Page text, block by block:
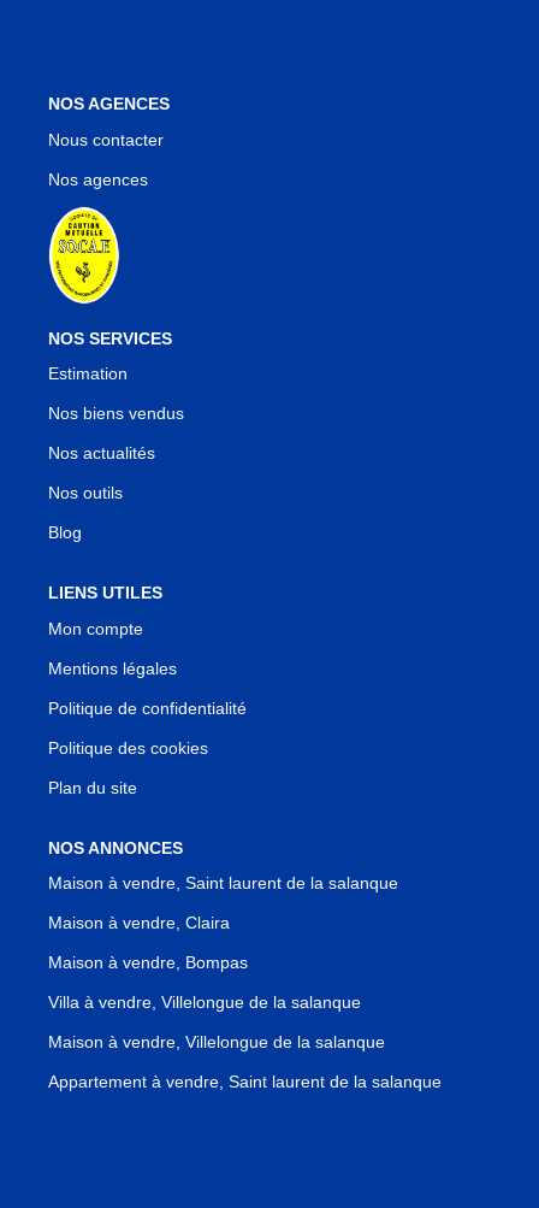
NOS AGENCES
Nous contacter
Nos agences
NOS SERVICES
Estimation
Nos biens vendus
Nos actualités
Nos outils
Blog
LIENS UTILES
Mon compte
Mentions légales
Politique de confidentialité
Politique des cookies
Plan du site
NOS ANNONCES
Maison à vendre, Saint laurent de la salanque
Maison à vendre, Claira
Maison à vendre, Bompas
Villa à vendre, Villelongue de la salanque
Maison à vendre, Villelongue de la salanque
Appartement à vendre, Saint laurent de la salanque